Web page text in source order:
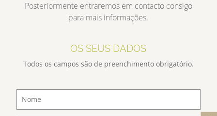
Posteriormente entraremos em contacto consigo
para mais informações.
OS SEUS DADOS
Todos os campos são de preenchimento obrigatório.